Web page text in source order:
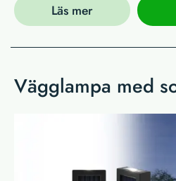
Läs mer
Vägglampa med